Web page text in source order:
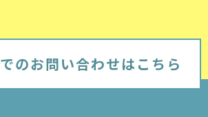
のお問い合わせはこちら